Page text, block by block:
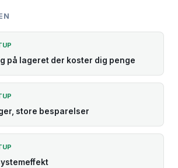
på lageret der koster dig penge
store besparelser